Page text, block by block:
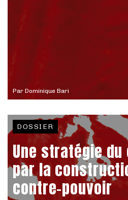
Par Dominique Bari
DOSSIER
Une stratégie
par la
contre-pouvoir